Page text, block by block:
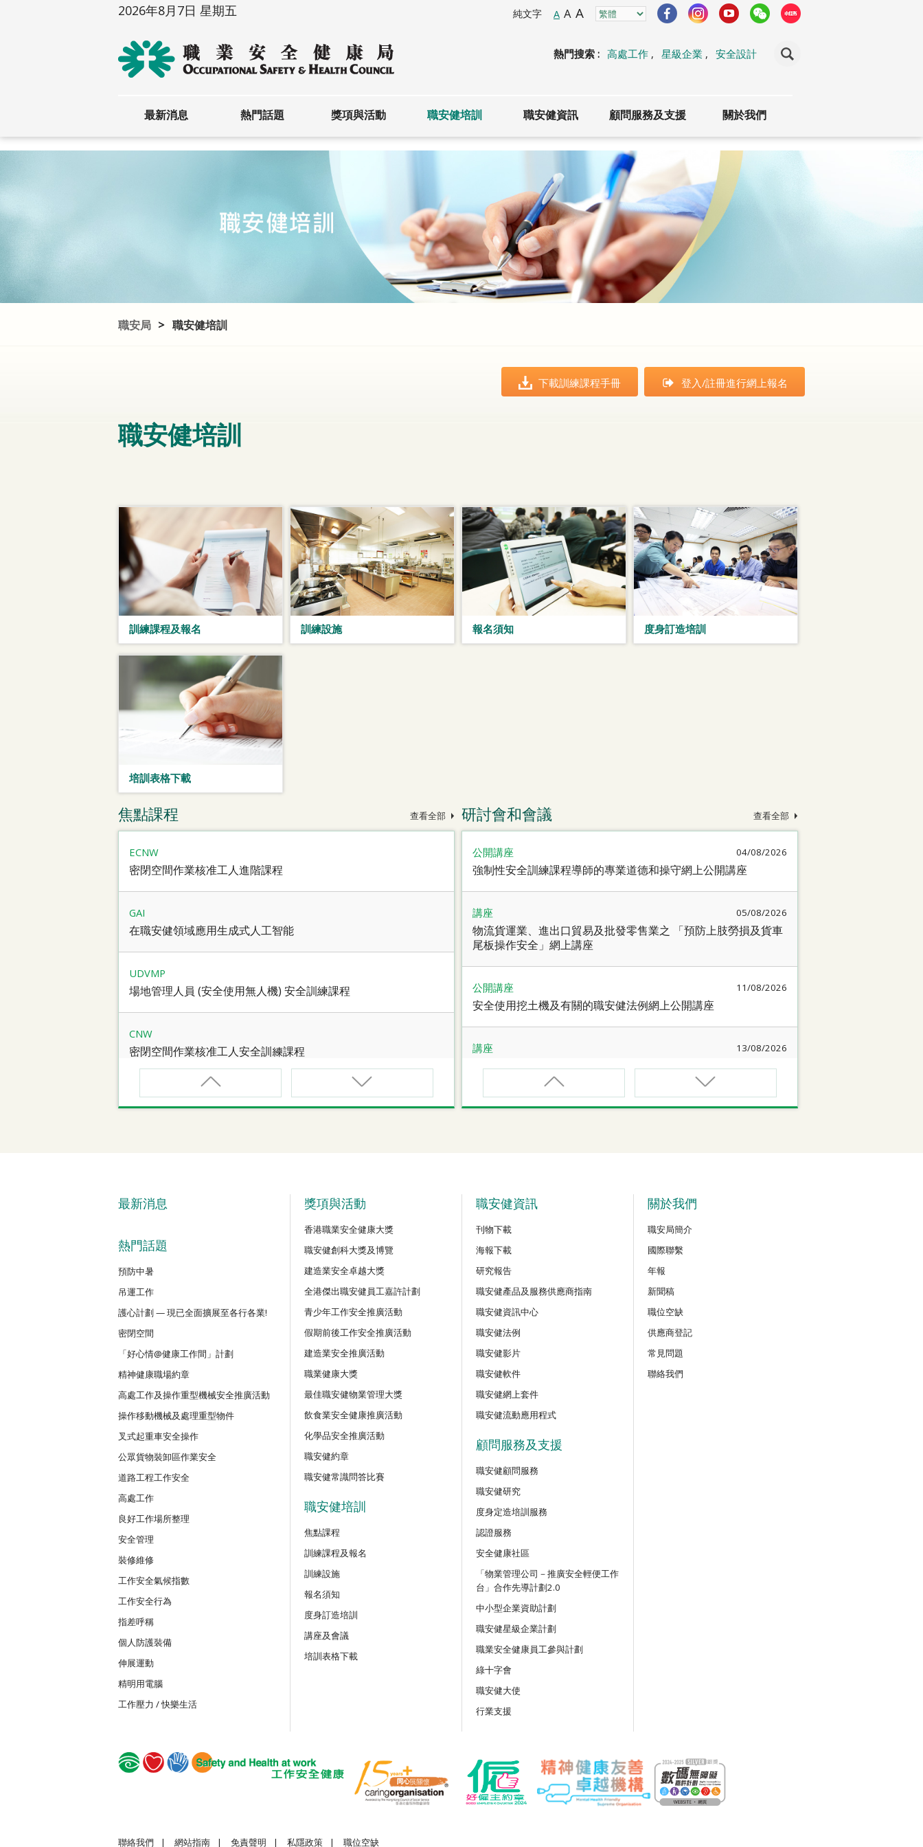
2026年8月7日 星期五 純文字 A A A
熱門搜索 : 高處工作 , 星級企業 , 安全設計
最新消息 熱門話題 獎項與活動 職安健培訓 職安健資訊 顧問服務及支援 關於我們
職安局 > 職安健培訓
下載訓練課程手冊 登入/註冊進行網上報名
職安健培訓
訓練課程及報名 訓練設施 報名須知 度身訂造培訓
培訓表格下載
焦點課程 查看全部
ECNW
密閉空間作業核准工人進階課程
GAI
在職安健領域應用生成式人工智能
UDVMP
場地管理人員 (安全使用無人機) 安全訓練課程
CNW
密閉空間作業核准工人安全訓練課程
CNW(R)
密閉空間作業核准工人安全訓練重新甄審資格課程
CN
密閉空間作業合資格人士安全訓練課程
CN(R)
密閉空間作業合資格人士安全訓練重新甄審資格課程
CNVMP
場地管理人員（密閉空間工作）安全訓練課程
EVCAR
電動車維修安全課程
MCBD
內地跨境貨車司機基本安全訓練課程（建築工程）
MICM
組裝合成建築工程管理人員訓練課程
MICW
組裝合成建築工程工作安全訓練課程
TST
安全使用可伸縮工作台
TSTC
GWS
建造業普通工人的基本安全
研討會和會議 查看全部
公開講座 04/08/2026
強制性安全訓練課程導師的專業道德和操守網上公開講座
講座 05/08/2026
物流貨運業、進出口貿易及批發零售業之 「預防上肢勞損及貨車
尾板操作安全」網上講座
公開講座 11/08/2026
安全使用挖土機及有關的職安健法例網上公開講座
講座 13/08/2026
職業健康大奬2026-27網上簡介會暨講座
講座 17/08/2026
危險品的安全規管與危險物質相關規例網上公開講座
好』減壓法的科學減壓之道」網上講座
講座
【護心計劃/好心情@健康工作間】重拾健康由「戒煙」做起：認
識吸煙害處與戒煙攻略網上講座
公開講座
密閉空間工作的職安健及相關的職安健法例網上公開講座
公開講座
安全主任的專業道德和誠信網上公開講座
公開講座
「使用鏈鋸安全指南：識別風險及預防事故」網上講座
講座
吊運及負荷物移動機械安全：意外個案分析、驗收檢測、安全實
務與創新科技應用網上講座
公開講座
《竹棚架工作安全守則》及相關的職安健法例網上公開講座
公開講座
最新消息
熱門話題
預防中暑
吊運工作
護心計劃 — 現已全面擴展至各行各業!
密閉空間
「好心情@健康工作間」計劃
精神健康職場約章
高處工作及操作重型機械安全推廣活動
操作移動機械及處理重型物件
叉式起重車安全操作
公眾貨物裝卸區作業安全
道路工程工作安全
高處工作
良好工作場所整理
安全管理
裝修維修
工作安全氣候指數
工作安全行為
指差呼稱
個人防護裝備
伸展運動
精明用電腦
工作壓力 / 快樂生活
獎項與活動
香港職業安全健康大獎
職安健創科大獎及博覽
建造業安全卓越大獎
全港傑出職安健員工嘉許計劃
青少年工作安全推廣活動
假期前後工作安全推廣活動
建造業安全推廣活動
職業健康大獎
最佳職安健物業管理大獎
飲食業安全健康推廣活動
化學品安全推廣活動
職安健約章
職安健常識問答比賽
職安健培訓
焦點課程
訓練課程及報名
訓練設施
報名須知
度身訂造培訓
講座及會議
培訓表格下載
職安健資訊
刊物下載
海報下載
研究報告
職安健產品及服務供應商指南
職安健資訊中心
職安健法例
職安健影片
職安健軟件
職安健網上套件
職安健流動應用程式
顧問服務及支援
職安健顧問服務
職安健研究
度身定造培訓服務
認證服務
安全健康社區
「物業管理公司－推廣安全輕便工作
台」合作先導計劃2.0
中小型企業資助計劃
職安健星級企業計劃
職業安全健康員工參與計劃
綠十字會
職安健大使
行業支援
關於我們
職安局簡介
國際聯繫
年報
新聞稿
職位空缺
供應商登記
常見問題
聯絡我們
聯絡我們 | 網站指南 | 免責聲明 | 私隱政策 | 職位空缺